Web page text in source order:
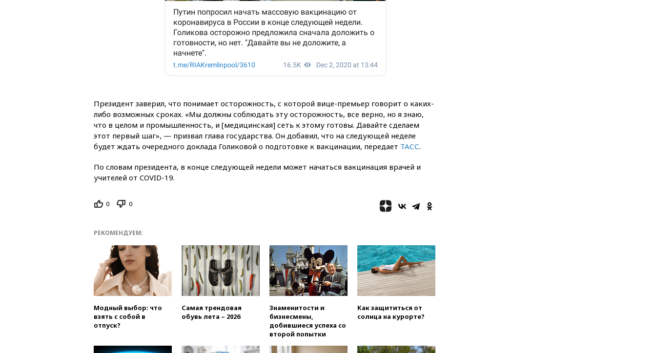
Президент заверил, что понимает осторожность, с которой вице-премьер говорит о каких-
либо возможных сроках. «Мы должны соблюдать эту осторожность, все верно, но я знаю,
что в целом и промышленность, и [медицинская] сеть к этому готовы. Давайте сделаем
этот первый шаг», — призвал глава государства. Он добавил, что на следующей неделе
будет ждать очередного доклада Голиковой о подготовке к вакцинации, передает ТАСС.
По словам президента, в конце следующей недели может начаться вакцинация врачей и
учителей от COVID-19.
0 0
РЕКОМЕНДУЕМ:
Модный выбор: что
взять с собой в
отпуск?
Самая трендовая
обувь лета – 2026
Знаменитости и
бизнесмены,
добившиеся успеха со
второй попытки
Как защититься от
солнца на курорте?